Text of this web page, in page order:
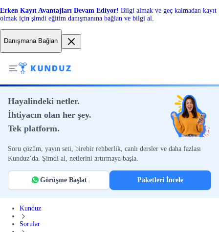
Erken Kayıt Avantajları Devam Ediyor! Bilgi almak ve geç kalmadan kayıt
olmak için şimdi eğitim danışmanına bağlan ve bilgi al.
Danışmana Bağlan
Hayalindeki netler.
İhtiyacın olan her şey.
Tek platform.
Soru çözüm, yayın seti, birebir rehberlik, canlı dersler ve daha fazlası
Kunduz’da. Şimdi al, netlerini artırmaya başla.
Görüşme Başlat Paketleri İncele
Kunduz
Sorular